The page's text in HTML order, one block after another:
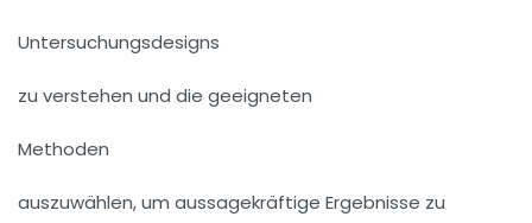
Untersuchungsdesigns
zu verstehen und die geeigneten
Methoden
auszuwählen, um aussagekräftige Ergebnisse zu